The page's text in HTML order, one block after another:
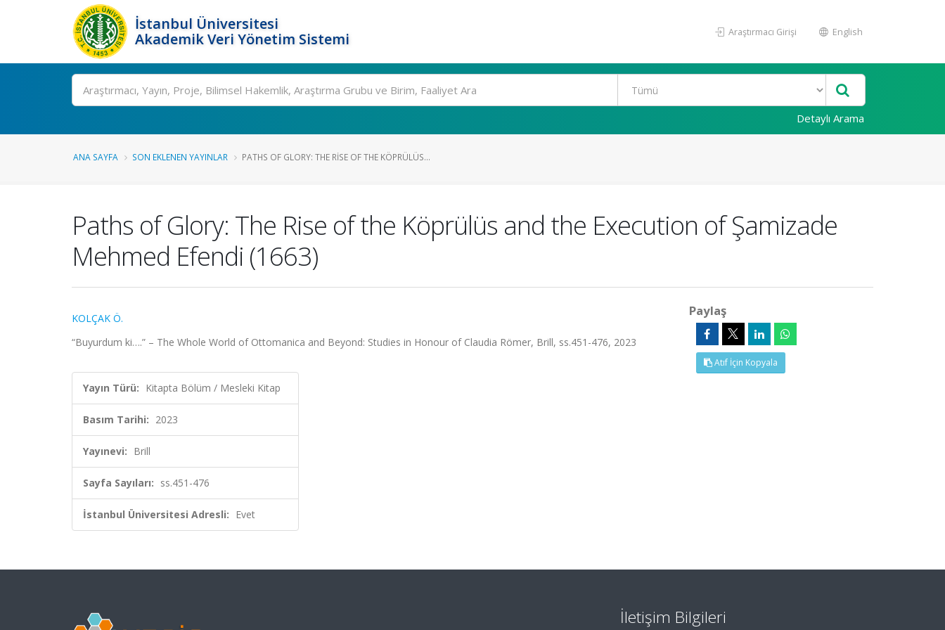
İstanbul Üniversitesi
Akademik Veri Yönetim Sistemi
Araştırmacı Girişi English
Ara
Detaylı Arama
ANA SAYFA SON EKLENEN YAYINLAR PATHS OF GLORY: THE RISE OF THE KÖPRÜLÜS...
Paths of Glory: The Rise of the Köprülüs and the Execution of Şamizade
Mehmed Efendi (1663)
KOLÇAK Ö.
“Buyurdum ki….” – The Whole World of Ottomanica and Beyond: Studies in Honour of Claudia Römer, Brill, ss.451-476, 2023
Yayın Türü: Kitapta Bölüm / Mesleki Kitap
Basım Tarihi: 2023
Yayınevi: Brill
Sayfa Sayıları: ss.451-476
İstanbul Üniversitesi Adresli: Evet
Paylaş
Atıf İçin Kopyala
İletişim Bilgileri